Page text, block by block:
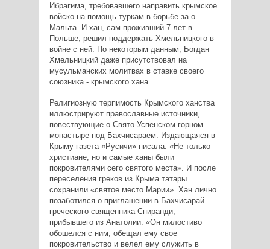
Ибрагима, требовавшего направить крымское
войско на помощь туркам в борьбе за о.
Мальта. И хан, сам проживший 7 лет в
Польше, решил поддержать Хмельницкого в
войне с ней. По некоторым данным, Богдан
Хмельницкий даже присутствовал на
мусульманских молитвах в ставке своего
союзника - крымского хана.
Религиозную терпимость Крымского ханства
иллюстрируют православные источники,
повествующие о Свято-Успенском горном
монастыре под Бахчисараем. Издающаяся в
Крыму газета «Русичи» писала: «Не только
христиане, но и самые ханы были
покровителями сего святого места». И после
переселения греков из Крыма татары
сохранили «святое место Марии». Хан лично
позаботился о приглашении в Бахчисарай
греческого священника Спиранди,
прибывшего из Анатолии. «Он милостиво
обошелся с ним, обещал ему свое
покровительство и велел ему служить в